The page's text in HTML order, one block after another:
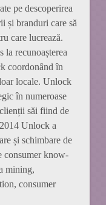
pe descoperirea
și branduri care să
care lucrează.
la recunoașterea
coordonând în
locale. Unlock
în numeroase
săi fiind de
Unlock a
și schimbare de
consumer know-
mining,
consumer